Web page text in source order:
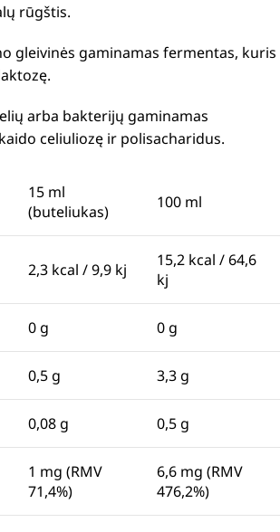
rūgštis.
gleivinės gaminamas fermentas, kuris
arba bakterijų gaminamas
celiuliozę ir polisacharidus.
15 ml
(buteliukas)
100 ml
2,3 kcal / 9,9 kj
15,2 kcal / 64,6
kj
0 g 0 g
0,5 g 3,3 g
0,08 g 0,5 g
1 mg (RMV
71,4%)
6,6 mg (RMV
476,2%)